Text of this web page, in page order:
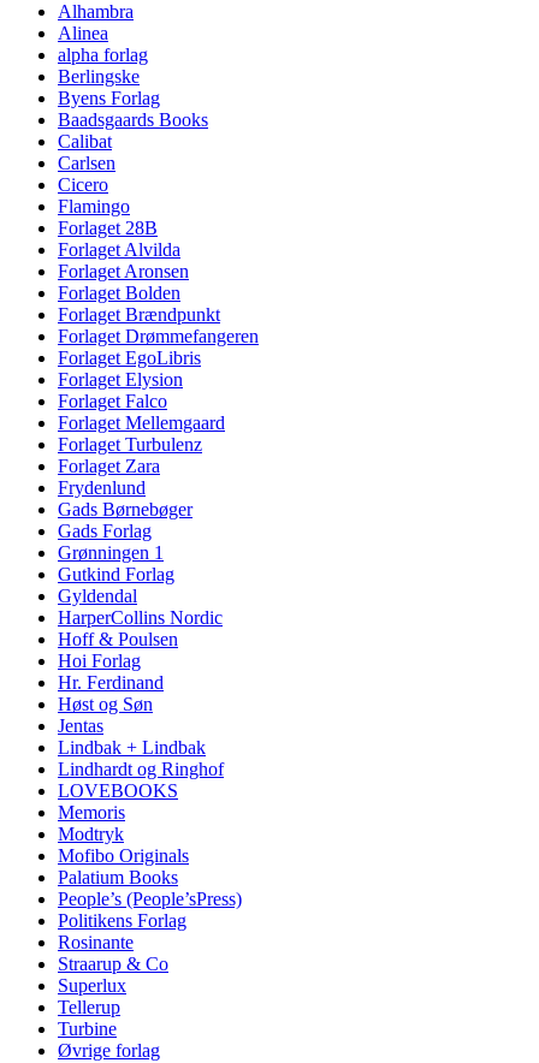
Alhambra
Alinea
alpha forlag
Berlingske
Byens Forlag
Baadsgaards Books
Calibat
Carlsen
Cicero
Flamingo
Forlaget 28B
Forlaget Alvilda
Forlaget Aronsen
Forlaget Bolden
Forlaget Brændpunkt
Forlaget Drømmefangeren
Forlaget EgoLibris
Forlaget Elysion
Forlaget Falco
Forlaget Mellemgaard
Forlaget Turbulenz
Forlaget Zara
Frydenlund
Gads Børnebøger
Gads Forlag
Grønningen 1
Gutkind Forlag
Gyldendal
HarperCollins Nordic
Hoff & Poulsen
Hoi Forlag
Hr. Ferdinand
Høst og Søn
Jentas
Lindbak + Lindbak
Lindhardt og Ringhof
LOVEBOOKS
Memoris
Modtryk
Mofibo Originals
Palatium Books
People’s (People’sPress)
Politikens Forlag
Rosinante
Straarup & Co
Superlux
Tellerup
Turbine
Øvrige forlag